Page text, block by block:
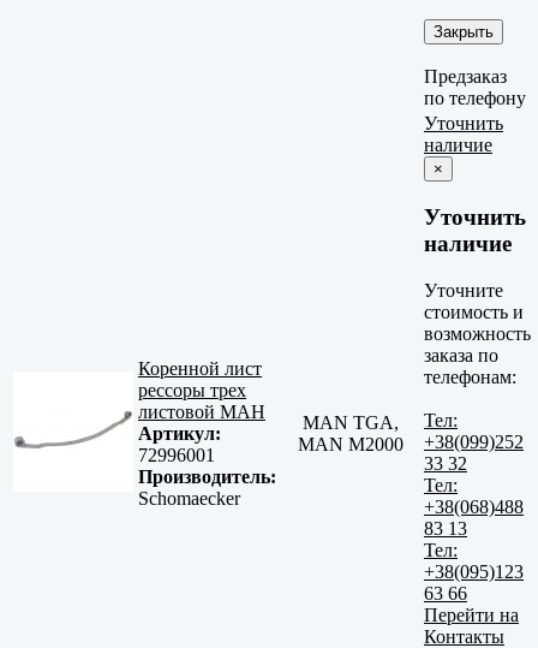
Закрыть
Предзаказ
по телефону
Коренной лист
рессоры трех
листовой МАН
Артикул:
72996001
Производитель:
Schomaecker
MAN TGA,
MAN M2000
Уточнить
наличие
×
Уточнить
наличие
Уточните
стоимость и
возможность
заказа по
телефонам:
Тел:
+38(099)252
33 32
Тел:
+38(068)488
83 13
Тел:
+38(095)123
63 66
Перейти на
Контакты